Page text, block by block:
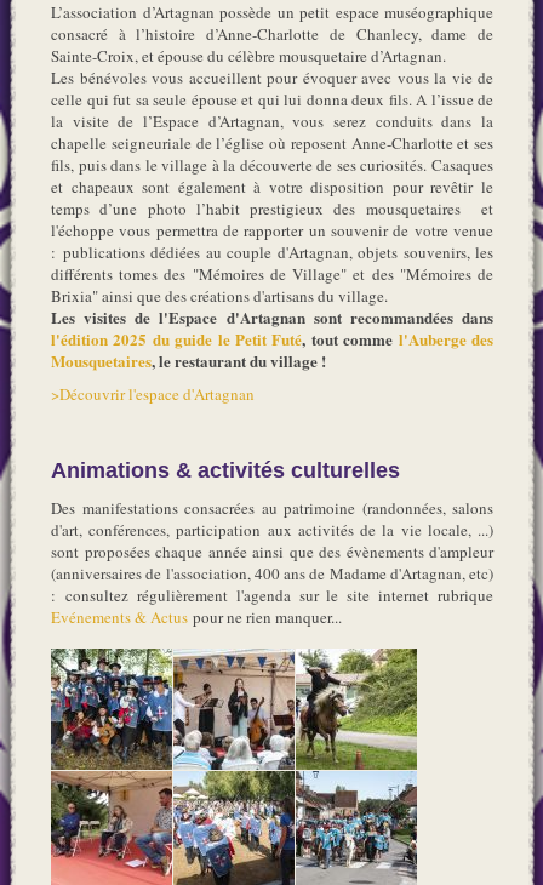
L’association d’Artagnan possède un petit espace muséographique
consacré à l’histoire d’Anne-Charlotte de Chanlecy, dame de
Sainte-Croix, et épouse du célèbre mousquetaire d’Artagnan.
Les bénévoles vous accueillent pour évoquer avec vous la vie de
celle qui fut sa seule épouse et qui lui donna deux fils. A l’issue de
la visite de l’Espace d’Artagnan, vous serez conduits dans la
chapelle seigneuriale de l’église où reposent Anne-Charlotte et ses
fils, puis dans le village à la découverte de ses curiosités. Casaques
et chapeaux sont également à votre disposition pour revêtir le
temps d’une photo l’habit prestigieux des mousquetaires et
l'échoppe vous permettra de rapporter un souvenir de votre venue
: publications dédiées au couple d'Artagnan, objets souvenirs, les
différents tomes des "Mémoires de Village" et des "Mémoires de
Brixia" ainsi que des créations d'artisans du village.
Les visites de l'Espace d'Artagnan sont recommandées dans
l'édition 2025 du guide le Petit Futé, tout comme l'Auberge des
Mousquetaires, le restaurant du village !
>Découvrir l'espace d'Artagnan
Animations & activités culturelles
Des manifestations consacrées au patrimoine (randonnées, salons
d'art, conférences, participation aux activités de la vie locale, ...)
sont proposées chaque année ainsi que des évènements d'ampleur
(anniversaires de l'association, 400 ans de Madame d'Artagnan, etc)
: consultez régulièrement l'agenda sur le site internet rubrique
Evénements & Actus pour ne rien manquer...